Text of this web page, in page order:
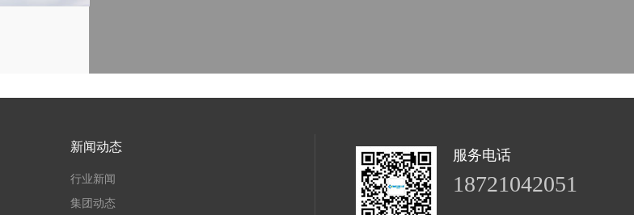
新闻动态
行业新闻
集团动态
服务电话
18721042051